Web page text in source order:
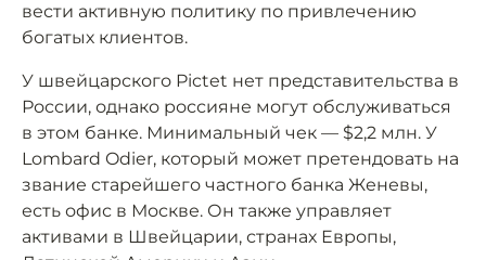
вести активную политику по привлечению
богатых клиентов.
У швейцарского Pictet нет представительства в
России, однако россияне могут обслуживаться
в этом банке. Минимальный чек — $2,2 млн. У
Lombard Odier, который может претендовать на
звание старейшего частного банка Женевы,
есть офис в Москве. Он также управляет
активами в Швейцарии, странах Европы,